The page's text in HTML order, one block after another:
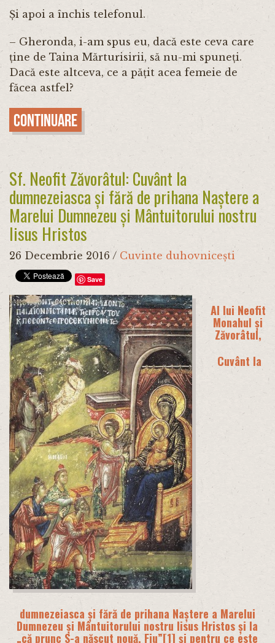
Și apoi a închis telefonul.
– Gheronda, i-am spus eu, dacă este ceva care
ține de Taina Mărturisirii, să nu-mi spuneți.
Dacă este altceva, ce a pățit acea femeie de
făcea astfel?
Continuare
Sf. Neofit Zăvorâtul: Cuvânt la
dumnezeiasca și fără de prihana Naștere a
Marelui Dumnezeu și Mântuitorului nostru
Iisus Hristos
26 Decembrie 2016 / Cuvinte duhovnicești
Save
Al lui Neofit
Monahul și
Zăvorâtul,
Cuvânt la
dumnezeiasca și fără de prihana Naștere a Marelui
Dumnezeu și Mântuitorului nostru Iisus Hristos și la
„că prunc S-a născut nouă, Fiu”[1] și pentru ce este